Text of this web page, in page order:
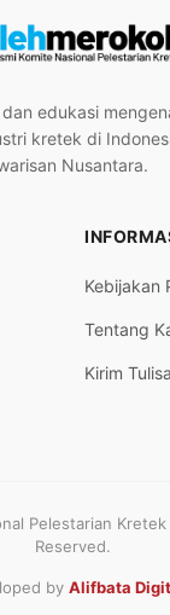
edukasi
kretek di
Nusantara.
Kebijakan
Tentang
Kirim
Pelestarian Kretek
Reserved.
by Alifbata